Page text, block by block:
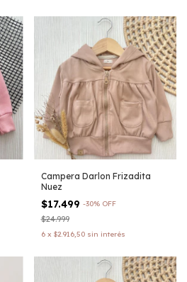
Campera Darlon Frizadita
Nuez
$17.499 -30% OFF
$24.999
6 x $2.916,50 sin interés